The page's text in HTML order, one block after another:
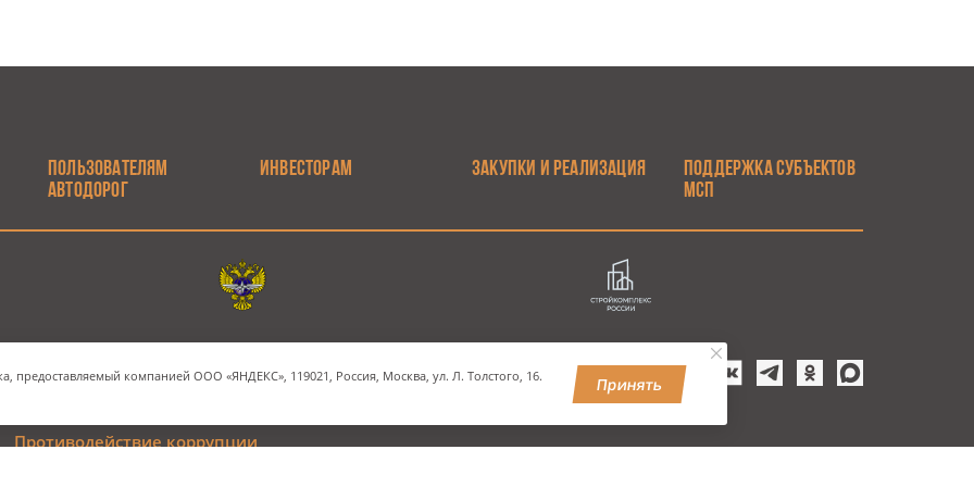
ПОЛЬЗОВАТЕЛЯМ
АВТОДОРОГ
ИНВЕСТОРАМ ЗАКУПКИ И РЕАЛИЗАЦИЯ
ПОДДЕРЖКА СУБЪЕКТОВ
МСП
Электронная почта Наш адрес
Противодействие коррупции
предоставляемый компанией ООО «ЯНДЕКС», 119021, Россия, Москва, ул. Л. Толстого, 16.
Принять